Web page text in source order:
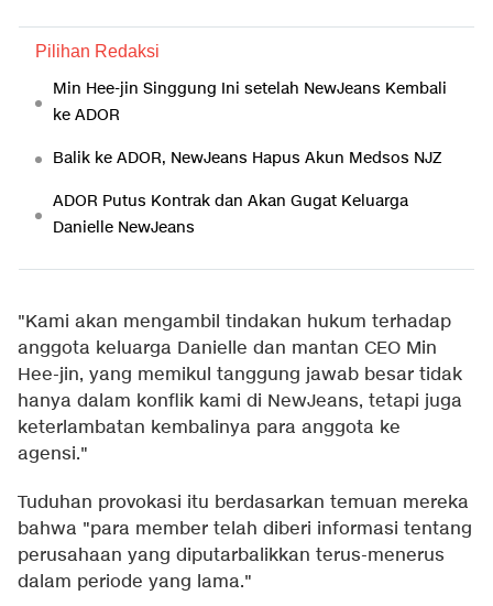
Pilihan Redaksi
Min Hee-jin Singgung Ini setelah NewJeans Kembali
ke ADOR
Balik ke ADOR, NewJeans Hapus Akun Medsos NJZ
ADOR Putus Kontrak dan Akan Gugat Keluarga
Danielle NewJeans
"Kami akan mengambil tindakan hukum terhadap
anggota keluarga Danielle dan mantan CEO Min
Hee-jin, yang memikul tanggung jawab besar tidak
hanya dalam konflik kami di NewJeans, tetapi juga
keterlambatan kembalinya para anggota ke
agensi."
Tuduhan provokasi itu berdasarkan temuan mereka
bahwa "para member telah diberi informasi tentang
perusahaan yang diputarbalikkan terus-menerus
dalam periode yang lama."